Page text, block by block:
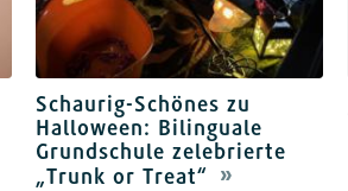
Schaurig-Schönes zu
Halloween: Bilinguale
Grundschule zelebrierte
„Trunk or Treat“